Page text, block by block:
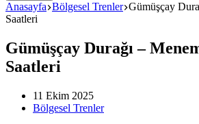
Anasayfa Bölgesel Trenler Gümüşçay
Saatleri
Gümüşçay Durağı –
Saatleri
11 Ekim 2025
Bölgesel Trenler